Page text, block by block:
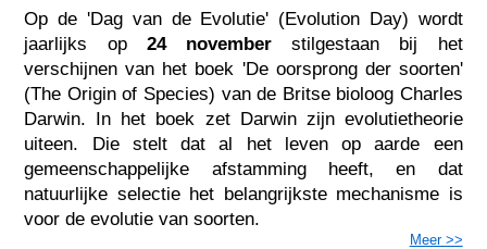
Op de 'Dag van de Evolutie' (Evolution Day) wordt
jaarlijks op 24 november stilgestaan bij het
verschijnen van het boek 'De oorsprong der soorten'
(The Origin of Species) van de Britse bioloog Charles
Darwin. In het boek zet Darwin zijn evolutietheorie
uiteen. Die stelt dat al het leven op aarde een
gemeenschappelijke afstamming heeft, en dat
natuurlijke selectie het belangrijkste mechanisme is
voor de evolutie van soorten.
Meer >>